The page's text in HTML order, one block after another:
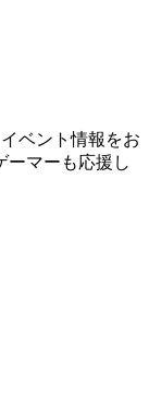
ベント情報をお
ーマーも応援し